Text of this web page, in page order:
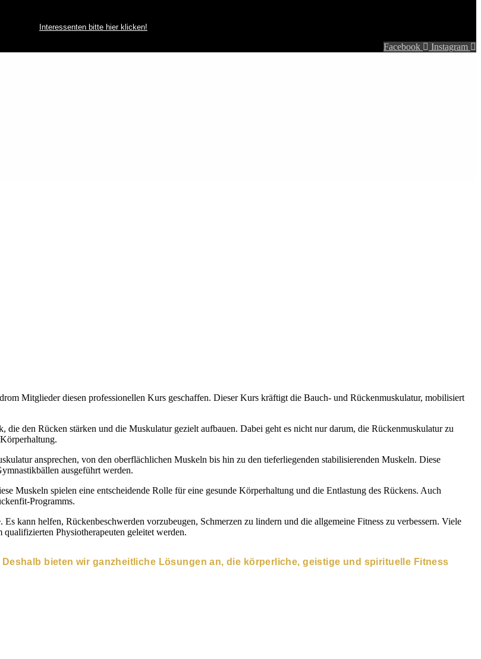
Interessenten bitte hier klicken!
Facebook Instagram
Mitglieder diesen professionellen Kurs geschaffen. Dieser Kurs kräftigt die Bauch- und Rückenmuskulatur, mobilisiert
den Rücken stärken und die Muskulatur gezielt aufbauen. Dabei geht es nicht nur darum, die Rückenmuskulatur zu
ansprechen, von den oberflächlichen Muskeln bis hin zu den tieferliegenden stabilisierenden Muskeln. Diese
ausgeführt werden.
Muskeln spielen eine entscheidende Rolle für eine gesunde Körperhaltung und die Entlastung des Rückens. Auch
Programms.
kann helfen, Rückenbeschwerden vorzubeugen, Schmerzen zu lindern und die allgemeine Fitness zu verbessern. Viele
Physiotherapeuten geleitet werden.
bieten wir ganzheitliche Lösungen an, die körperliche, geistige und spirituelle Fitness